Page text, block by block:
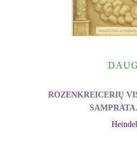
ROZENKREICERIŲ